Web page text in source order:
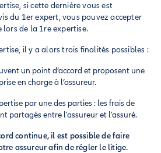
si cette dernière vous est
du 1er expert, vous pouvez accepter
lors de la 1re expertise.
il y a alors trois finalités possibles :
un point d’accord et proposent une
en charge à l’assureur.
par une des parties : les frais de
partagés entre l'assureur et l'assuré.
continue, il est possible de faire
assureur afin de régler le litige.